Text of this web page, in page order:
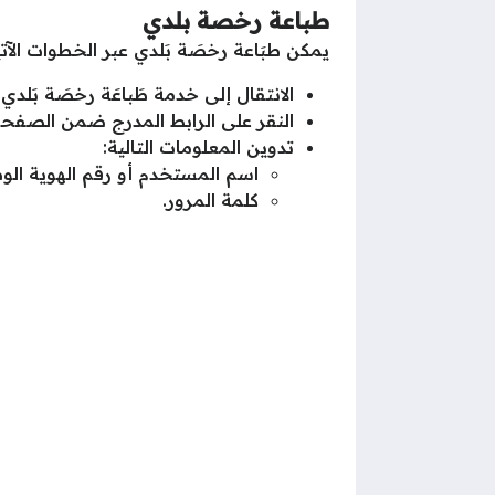
طباعة رخصة بلدي
يمكن طبَاعة رخصَة بَلدي عبر الخطوات
الانتقال إلى خدمة طَباعَة رخصَة
النقر على الرابط المدرج ضمن
تدوين المعلومات التالية:
اسم المستخدم أو رقم الهوية
كلمة المرور.